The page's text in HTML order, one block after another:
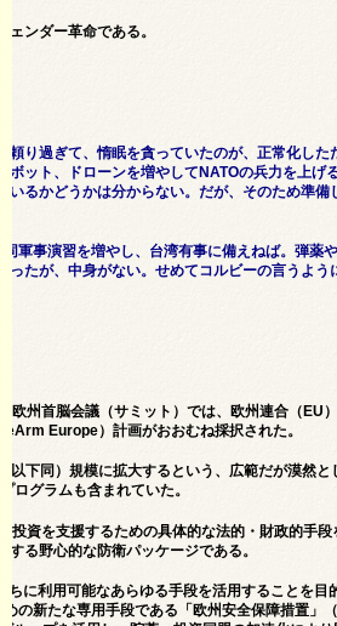
ンダー革命である。
り過ぎて、惰眠を貪っていたのが、正常化した
ット、ドローンを増やしてNATOの兵力を上げ
るかどうかは分からない。だが、そのため準備
軍事演習を増やし、台湾有事に備えねば。弾薬
たが、中身がない。せめてコルビーの言うよう
州首脳会議（サミット）では、欧州連合（EU
Europe）計画がおおむね採択された。
下同）規模に拡大するという、広範だが漠然と
ログラムも含まれていた。
資を支援するための具体的な法的・財政的手段
る野心的な防衛パッケージである。
に利用可能なあらゆる手段を活用することを目
の新たな専用手段である「欧州安全保障措置」